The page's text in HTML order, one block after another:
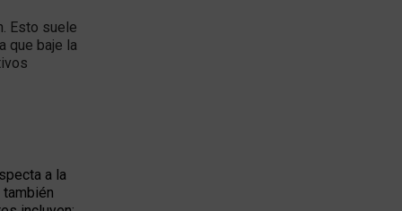
Esto suele
que baje la
a la